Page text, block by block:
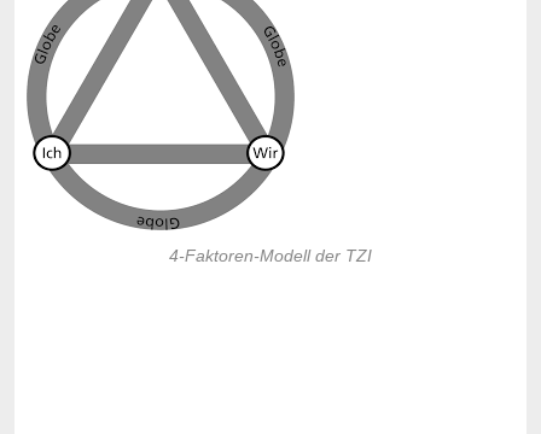
4-Faktoren-Modell der TZI